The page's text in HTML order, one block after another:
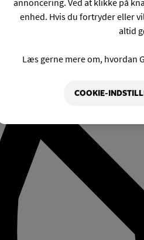
annoncering. Ved at klikke på
enhed. Hvis du fortryder eller
altid
Læs gerne mere om, hvordan
COOKIE-